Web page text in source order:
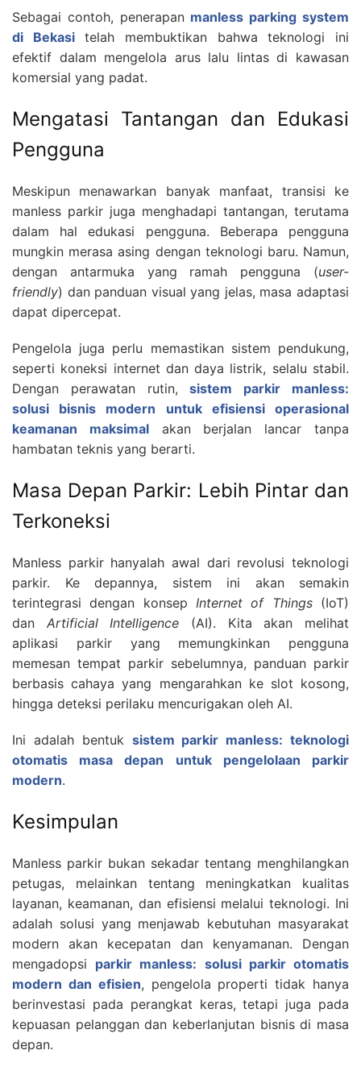
Sebagai contoh, penerapan manless parking system
di Bekasitelah membuktikan bahwa teknologi ini
efektif dalam mengelola arus lalu lintas di kawasan
komersial yang padat.
Mengatasi Tantangan dan Edukasi
Pengguna
Meskipun menawarkan banyak manfaat, transisi ke
manless parkir juga menghadapi tantangan, terutama
dalam hal edukasi pengguna. Beberapa pengguna
mungkin merasa asing dengan teknologi baru. Namun,
dengan antarmuka yang ramah pengguna (user-
friendly) dan panduan visual yang jelas, masa adaptasi
dapat dipercepat.
Pengelola juga perlu memastikan sistem pendukung,
seperti koneksi internet dan daya listrik, selalu stabil.
Dengan perawatan rutin,sistem parkir manless:
solusi bisnis modern untuk efisiensi operasional
keamanan maksimalakan berjalan lancar tanpa
hambatan teknis yang berarti.
Masa Depan Parkir: Lebih Pintar dan
Terkoneksi
Manless parkir hanyalah awal dari revolusi teknologi
parkir. Ke depannya, sistem ini akan semakin
terintegrasi dengan konsep Internet of Things(IoT)
dan Artificial Intelligence (AI). Kita akan melihat
aplikasi parkir yang memungkinkan pengguna
memesan tempat parkir sebelumnya, panduan parkir
berbasis cahaya yang mengarahkan ke slot kosong,
hingga deteksi perilaku mencurigakan oleh AI.
Ini adalah bentuk sistem parkir manless: teknologi
otomatis masa depan untuk pengelolaan parkir
modern.
Kesimpulan
Manless parkir bukan sekadar tentang menghilangkan
petugas, melainkan tentang meningkatkan kualitas
layanan, keamanan, dan efisiensi melalui teknologi. Ini
adalah solusi yang menjawab kebutuhan masyarakat
modern akan kecepatan dan kenyamanan. Dengan
mengadopsi parkir manless: solusi parkir otomatis
modern dan efisien, pengelola properti tidak hanya
berinvestasi pada perangkat keras, tetapi juga pada
kepuasan pelanggan dan keberlanjutan bisnis di masa
depan.